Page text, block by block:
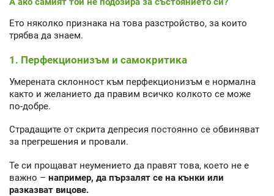
Ето няколко признака на това разстройство, за които
трябва да знаем.
1. Перфекционизъм и самокритика
Умерената склонност към перфекционизъм е нормална
както и желанието да правим всичко колкото се може
по-добре.
Страдащите от скрита депресия постоянно се обвиняват
за прегрешения и провали.
Те си прощават неумението да правят това, което не е
важно – например, да пързалят се на кънки или
разказват вицове.